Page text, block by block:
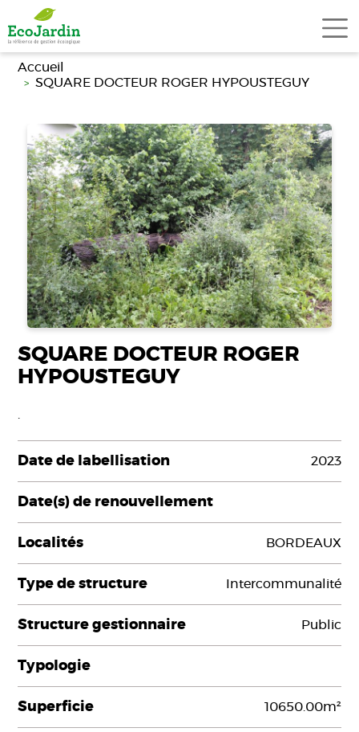
Aller au contenu principal
Accueil
SQUARE DOCTEUR ROGER HYPOUSTEGUY
SQUARE DOCTEUR ROGER
HYPOUSTEGUY
.
Date de labellisation 2023
Date(s) de renouvellement
Localités BORDEAUX
Type de structure Intercommunalité
Structure gestionnaire Public
Typologie
Superficie 10650.00m²